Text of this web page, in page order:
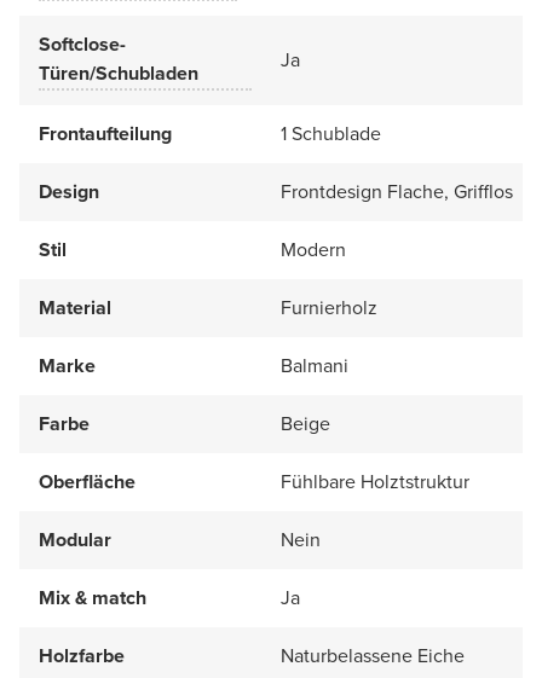
Softclose-
Türen/Schubladen
Ja
Frontaufteilung 1 Schublade
Design Frontdesign Flache, Grifflos
Stil Modern
Material Furnierholz
Marke Balmani
Farbe Beige
Oberfläche Fühlbare Holztstruktur
Modular Nein
Mix & match Ja
Holzfarbe Naturbelassene Eiche